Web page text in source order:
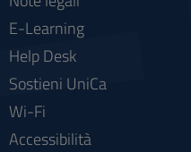
E-Learning
Help Desk
Sostieni UniCa
Wi-Fi
Accessibilità